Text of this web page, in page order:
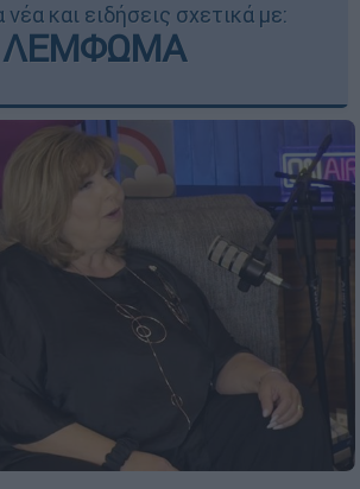
και ειδήσεις σχετικά με:
ΛΕΜΦΩΜΑ